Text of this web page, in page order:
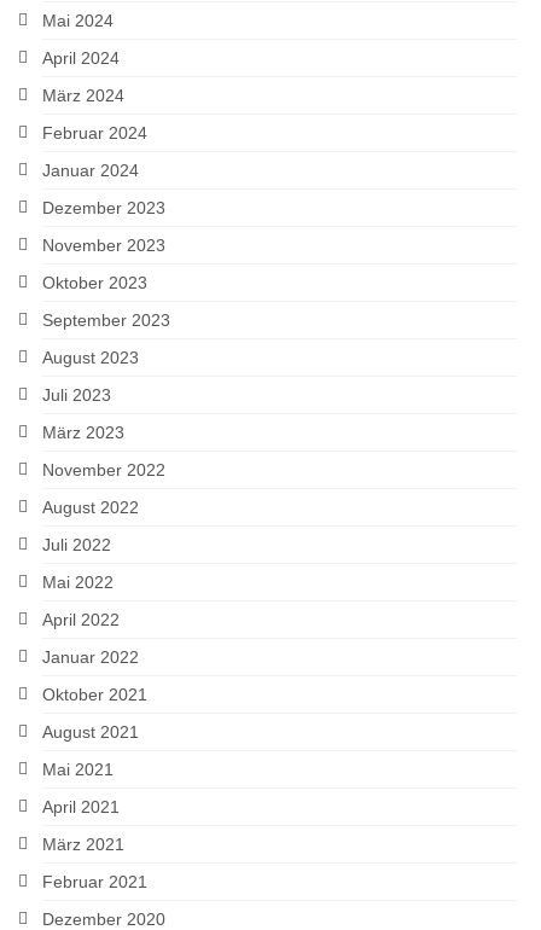
Mai 2024
April 2024
März 2024
Februar 2024
Januar 2024
Dezember 2023
November 2023
Oktober 2023
September 2023
August 2023
Juli 2023
März 2023
November 2022
August 2022
Juli 2022
Mai 2022
April 2022
Januar 2022
Oktober 2021
August 2021
Mai 2021
April 2021
März 2021
Februar 2021
Dezember 2020